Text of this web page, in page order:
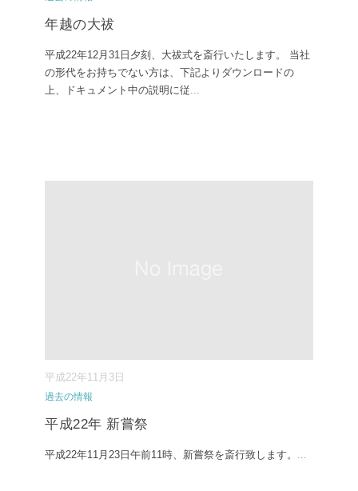
年越の大祓
平成22年12月31日夕刻、大祓式を斎行いたします。 当社
の形代をお持ちでない方は、下記よりダウンロードの
上、ドキュメント中の説明に従...
平成22年11月3日
過去の情報
平成22年 新嘗祭
平成22年11月23日午前11時、新嘗祭を斎行致します。 ...